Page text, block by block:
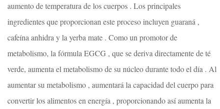
aumento de temperatura de los cuerpos . Los principales
ingredientes que proporcionan este proceso incluyen guaraná ,
cafeína anhidra y la yerba mate . Como un promotor de
metabolismo, la fórmula EGCG , que se deriva directamente de té
verde, aumenta el metabolismo de su núcleo durante todo el día . Al
aumentar su metabolismo , aumentará la capacidad del cuerpo para
convertir los alimentos en energía , proporcionando así aumenta la